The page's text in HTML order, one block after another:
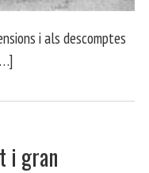
i als descomptes
i gran